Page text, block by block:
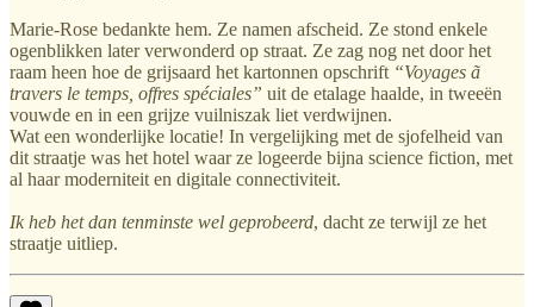
Marie-Rose bedankte hem. Ze namen afscheid. Ze stond enkele
ogenblikken later verwonderd op straat. Ze zag nog net door het
raam heen hoe de grijsaard het kartonnen opschrift “Voyages ã
travers le temps, offres spéciales” uit de etalage haalde, in tweeën
vouwde en in een grijze vuilniszak liet verdwijnen.
Wat een wonderlijke locatie! In vergelijking met de sjofelheid van
dit straatje was het hotel waar ze logeerde bijna science fiction, met
al haar moderniteit en digitale connectiviteit.
Ik heb het dan tenminste wel geprobeerd, dacht ze terwijl ze het
straatje uitliep.